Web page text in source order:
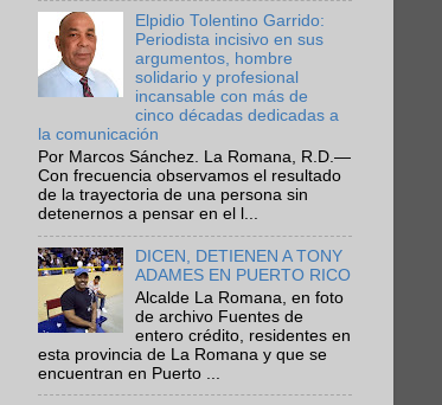
Elpidio Tolentino Garrido:
Periodista incisivo en sus
argumentos, hombre
solidario y profesional
incansable con más de
cinco décadas dedicadas a
la comunicación
Por Marcos Sánchez. La Romana, R.D.—
Con frecuencia observamos el resultado
de la trayectoria de una persona sin
detenernos a pensar en el l...
DICEN, DETIENEN A TONY
ADAMES EN PUERTO RICO
Alcalde La Romana, en foto
de archivo Fuentes de
entero crédito, residentes en
esta provincia de La Romana y que se
encuentran en Puerto ...